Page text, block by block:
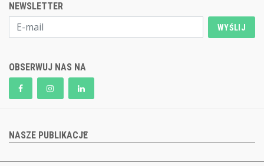
NEWSLETTER
WYŚLIJ
OBSERWUJ NAS NA
NASZE PUBLIKACJE